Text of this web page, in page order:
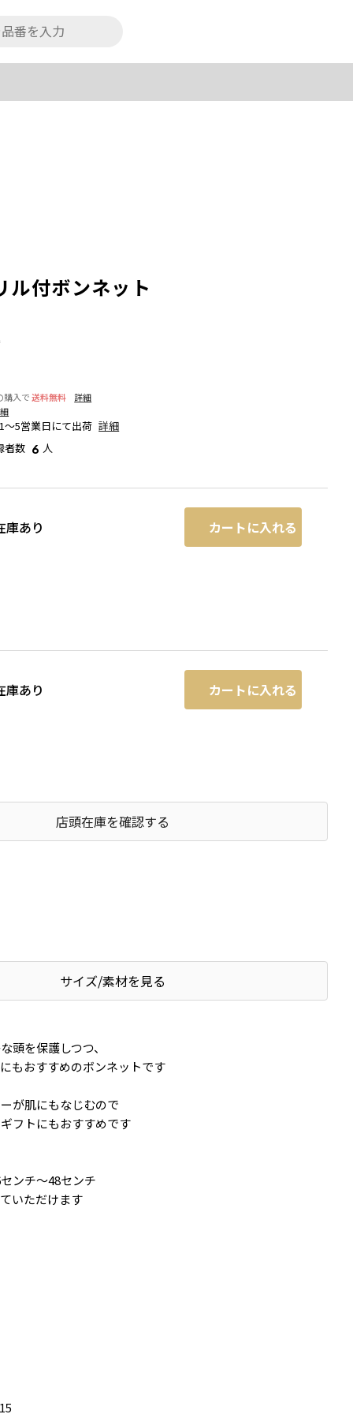
購入で送料無料
詳細
～5営業日にて出荷 詳細
者数 6 人
ル付ボンネット
庫あり カートに入れる
庫あり カートに入れる
店頭在庫を確認する
サイズ/素材を見る
頭を保護しつつ、
もおすすめのボンネットです
が肌にもなじむので
フトにもおすすめです
ンチ～48センチ
いただけます